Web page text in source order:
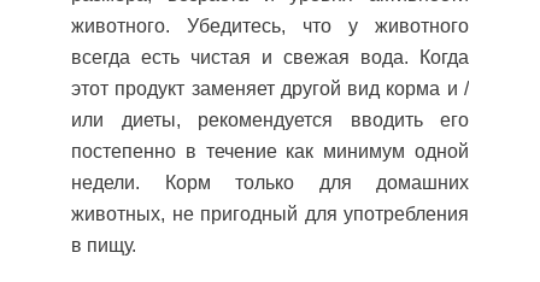
животного. Убедитесь, что у животного
всегда есть чистая и свежая вода. Когда
этот продукт заменяет другой вид корма и /
или диеты, рекомендуется вводить его
постепенно в течение как минимум одной
недели. Корм только для домашних
животных, не пригодный для употребления
в пищу.